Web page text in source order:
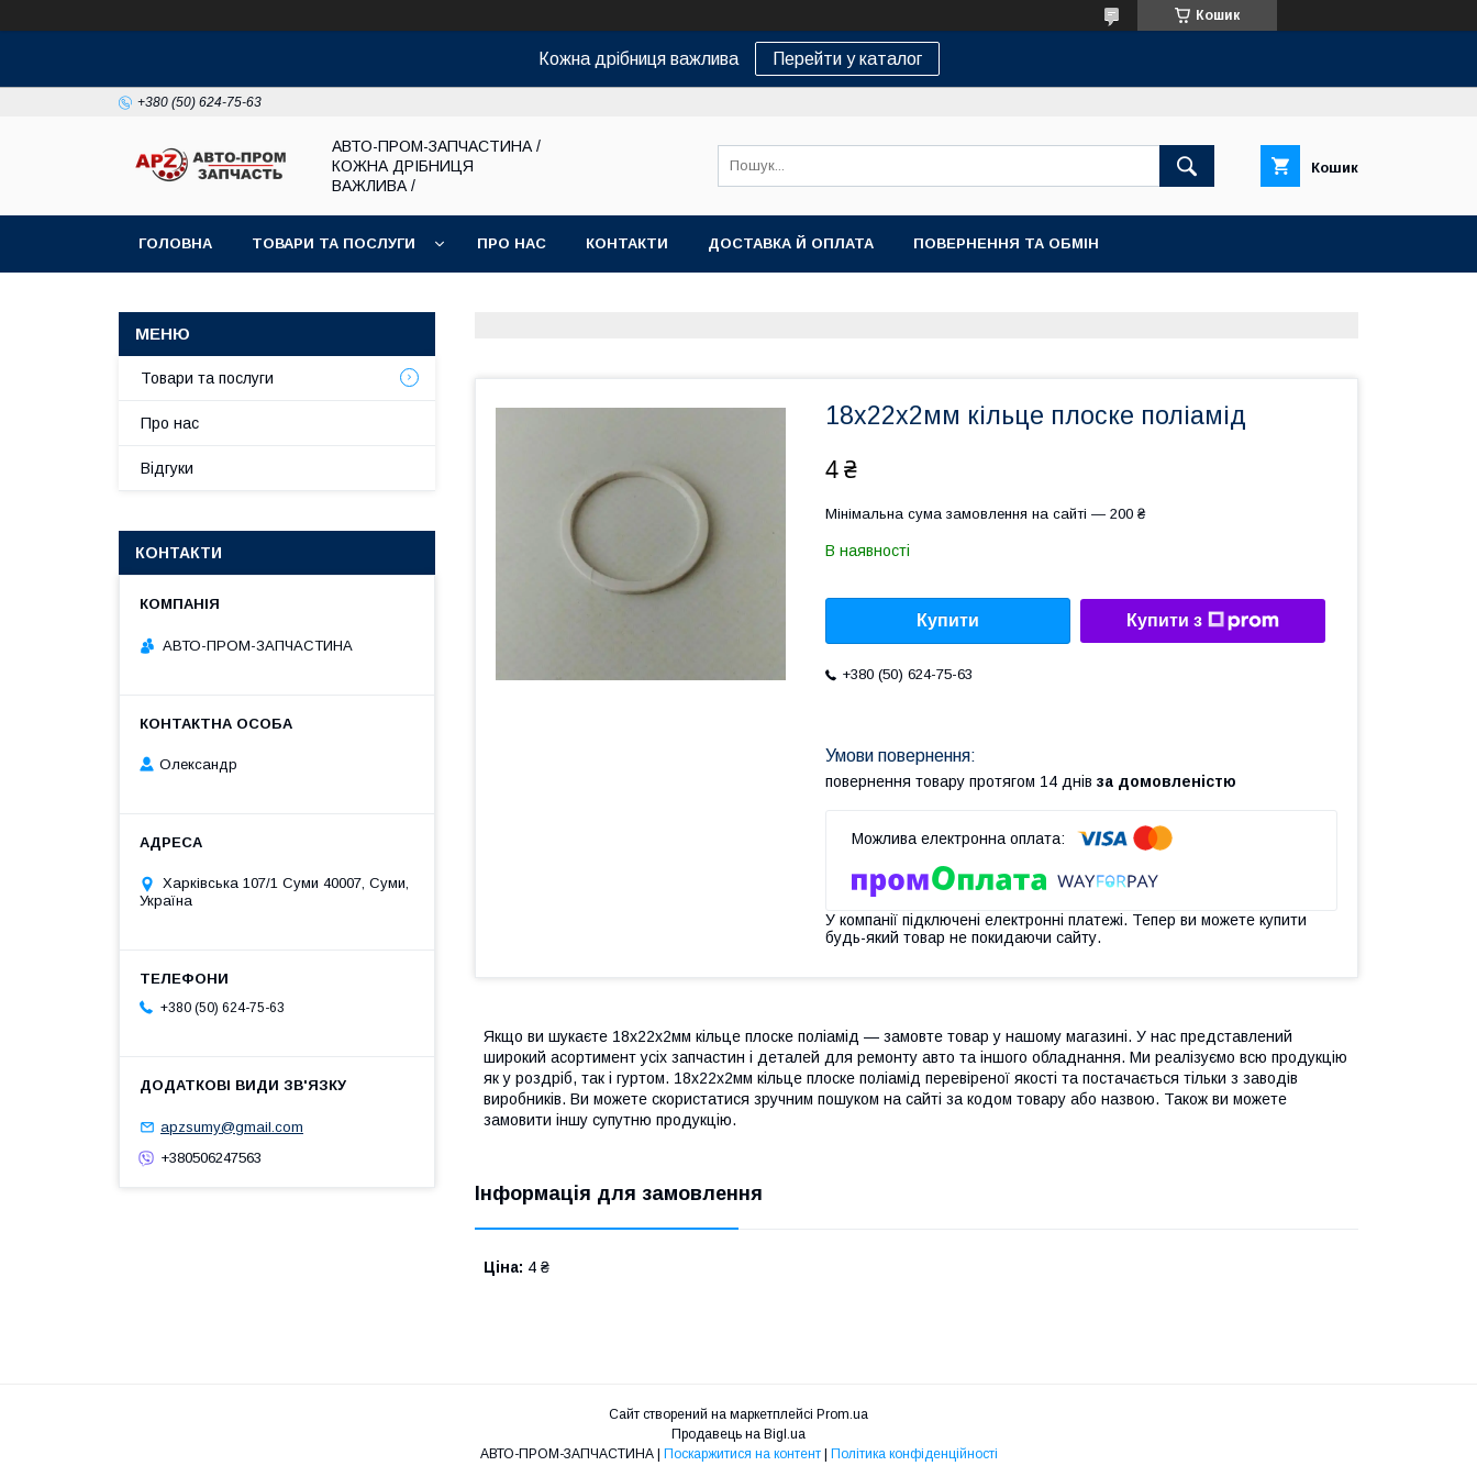
Кошик
Кожна дрібниця важлива Перейти у каталог
+380 (50) 624-75-63
АВТО-ПРОМ-ЗАПЧАСТИНА /
КОЖНА ДРІБНИЦЯ
ВАЖЛИВА /
Кошик
ГОЛОВНА ТОВАРИ ТА ПОСЛУГИ ПРО НАС КОНТАКТИ ДОСТАВКА Й ОПЛАТА ПОВЕРНЕННЯ ТА ОБМІН
18х22х2мм кільце плоске поліамід
4 ₴
Мінімальна сума замовлення на сайті — 200 ₴
В наявності
Купити Купити з
+380 (50) 624-75-63
повернення товару протягом 14 днів за домовленістю
У компанії підключені електронні платежі. Тепер ви можете купити
будь-який товар не покидаючи сайту.
Якщо ви шукаєте 18х22х2мм кільце плоске поліамід — замовте товар у нашому магазині. У нас представлений
широкий асортимент усіх запчастин і деталей для ремонту авто та іншого обладнання. Ми реалізуємо всю продукцію
як у роздріб, так і гуртом. 18х22х2мм кільце плоске поліамід перевіреної якості та постачається тільки з заводів
виробників. Ви можете скористатися зручним пошуком на сайті за кодом товару або назвою. Також ви можете
замовити іншу супутню продукцію.
Інформація для замовлення
Ціна: 4 ₴
Товари та послуги
Про нас
Відгуки
КОНТАКТИ
АВТО-ПРОМ-ЗАПЧАСТИНА
Олександр
Харківська 107/1 Суми 40007, Суми,
Україна
+380 (50) 624-75-63
apzsumy@gmail.com
+380506247563
Сайт створений на маркетплейсі Prom.ua
Продавець на Bigl.ua
АВТО-ПРОМ-ЗАПЧАСТИНА | Поскаржитися на контент | Політика конфіденційності